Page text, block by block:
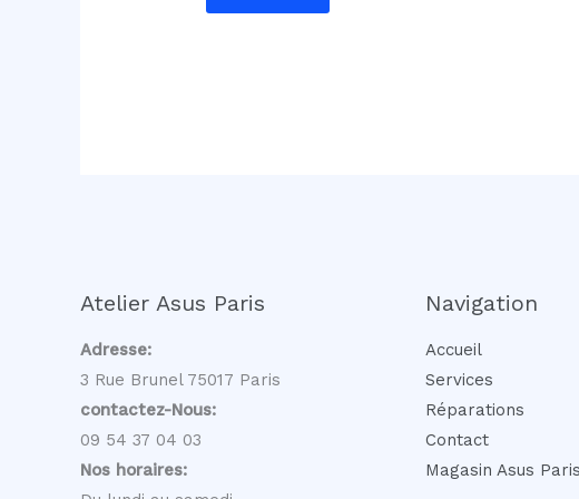
-
Atelier Asus Paris
Adresse:
3 Rue Brunel 75017 Paris
contactez-Nous:
09 54 37 04 03
Nos horaires:
Navigation
Accueil
Services
Réparations
Contact
Magasin Asus Paris